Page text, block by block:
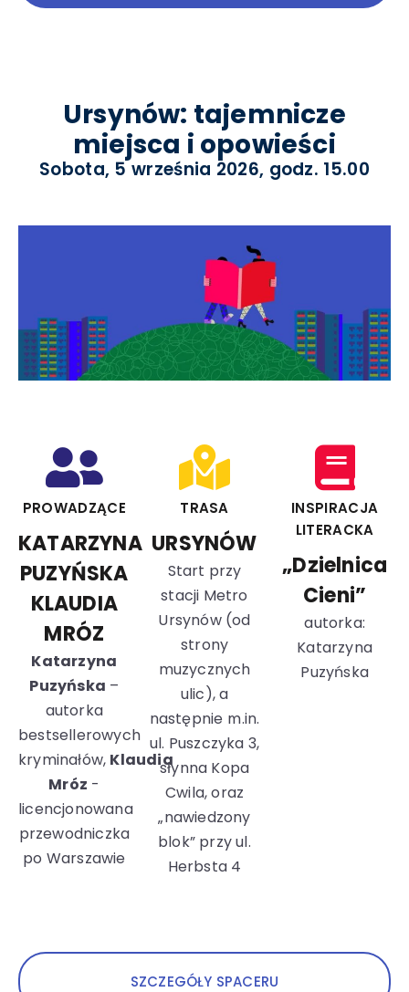
Ursynów: tajemnicze
miejsca i opowieści
Sobota, 5 września 2026, godz. 15.00
PROWADZĄCE
KATARZYNA
PUZYŃSKA
KLAUDIA
MRÓZ
Katarzyna
Puzyńska –
autorka
bestsellerowych
kryminałów, Klaudia
Mróz -
licencjonowana
przewodniczka
po Warszawie
TRASA
URSYNÓW
Start przy
stacji Metro
Ursynów (od
strony
muzycznych
ulic), a
następnie m.in.
ul. Puszczyka 3,
słynna Kopa
Cwila, oraz
„nawiedzony
blok” przy ul.
Herbsta 4
INSPIRACJA
LITERACKA
„Dzielnica
Cieni”
autorka:
Katarzyna
Puzyńska
SZCZEGÓŁY SPACERU